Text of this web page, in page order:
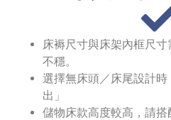
床褥尺寸與床架內框尺
不穩。
選擇無床頭／床尾設計
出」
儲物床款高度較高，請